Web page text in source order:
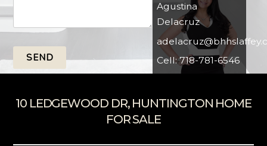
SEND
Agustina
Delacruz
Cell: 718-781-6546
10 LEDGEWOOD DR, HUNTINGTON HOME
FOR SALE